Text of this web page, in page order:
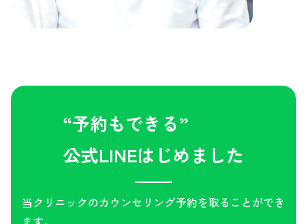
“予約もできる”
公式LINEはじめました
当クリニックのカウンセリング予約を取ることができ